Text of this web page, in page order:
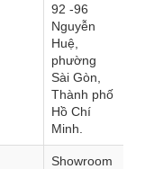
92 -96
Nguyễn
Huệ,
phường
Sài Gòn,
Thành phố
Hồ Chí
Minh.
Showroom